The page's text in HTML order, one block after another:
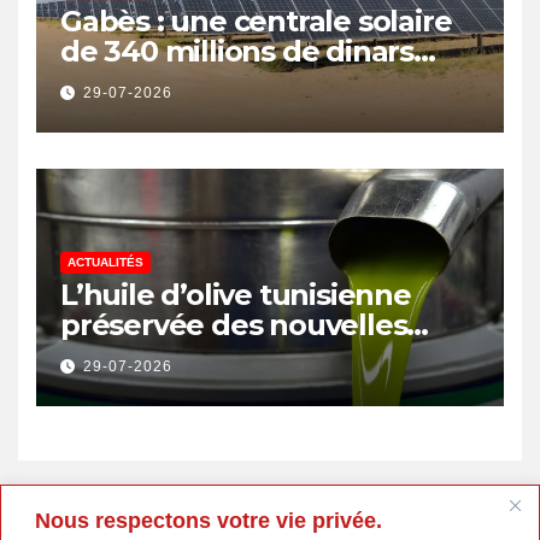
Nous respectons votre vie privée.
Gabès : une centrale solaire
de 340 millions de dinars
pour renforcer la transition
énergétique et créer 400
emplois
29-07-2026
ACTUALITÉS
L’huile d’olive tunisienne
préservée des nouvelles
surtaxes américaines de
Donald Trump
29-07-2026